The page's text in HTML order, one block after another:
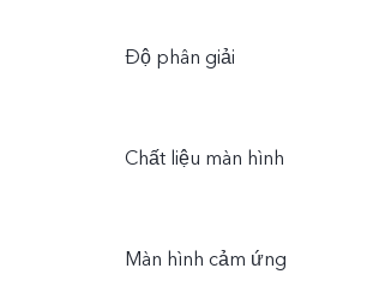
Độ phân giải
Chất liệu màn hình
Màn hình cảm ứng